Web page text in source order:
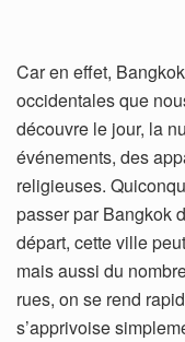
Car en effet,
occidentales que
découvre le jour, la
événements, des
religieuses.
passer par Bangkok
départ, cette ville
mais aussi du
rues, on se rend
s’apprivoise